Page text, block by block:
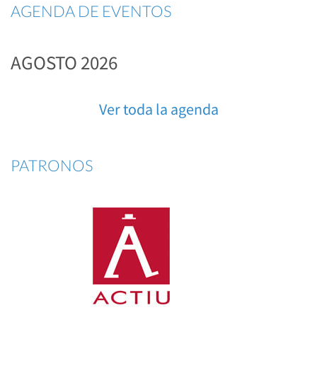
AGENDA DE EVENTOS
AGOSTO 2026
Ver toda la agenda
PATRONOS